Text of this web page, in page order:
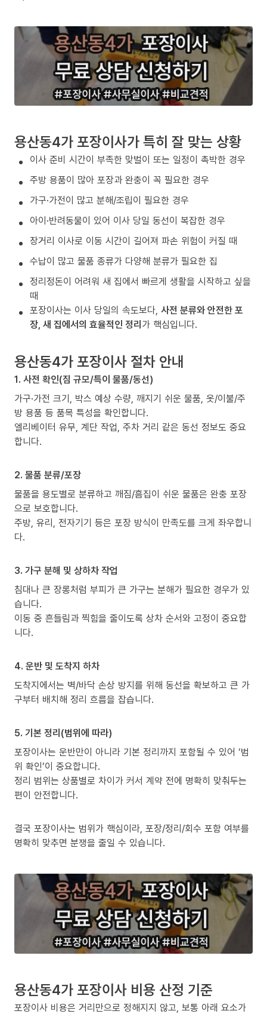
용산동4가 포장이사가 특히 잘 맞는 상황
이사 준비 시간이 부족한 맞벌이 또는 일정이 촉박한 경우
주방 용품이 많아 포장과 완충이 꼭 필요한 경우
가구·가전이 많고 분해/조립이 필요한 경우
아이·반려동물이 있어 이사 당일 동선이 복잡한 경우
장거리 이사로 이동 시간이 길어져 파손 위험이 커질 때
수납이 많고 물품 종류가 다양해 분류가 필요한 집
정리정돈이 어려워 새 집에서 빠르게 생활을 시작하고 싶을
때
포장이사는 이사 당일의 속도보다, 사전 분류와 안전한 포
장, 새 집에서의 효율적인 정리가 핵심입니다.
용산동4가 포장이사 절차 안내
1. 사전 확인(짐 규모/특이 물품/동선)
가구·가전 크기, 박스 예상 수량, 깨지기 쉬운 물품, 옷/이불/주
방 용품 등 품목 특성을 확인합니다.
엘리베이터 유무, 계단 작업, 주차 거리 같은 동선 정보도 중요
합니다.
2. 물품 분류/포장
물품을 용도별로 분류하고 깨짐/흠집이 쉬운 물품은 완충 포장
으로 보호합니다.
주방, 유리, 전자기기 등은 포장 방식이 만족도를 크게 좌우합니
다.
3. 가구 분해 및 상하차 작업
침대나 큰 장롱처럼 부피가 큰 가구는 분해가 필요한 경우가 있
습니다.
이동 중 흔들림과 찍힘을 줄이도록 상차 순서와 고정이 중요합
니다.
4. 운반 및 도착지 하차
도착지에서는 벽/바닥 손상 방지를 위해 동선을 확보하고 큰 가
구부터 배치해 정리 흐름을 잡습니다.
5. 기본 정리(범위에 따라)
포장이사는 운반만이 아니라 기본 정리까지 포함될 수 있어 ‘범
위 확인’이 중요합니다.
정리 범위는 상품별로 차이가 커서 계약 전에 명확히 맞춰두는
편이 안전합니다.
결국 포장이사는 범위가 핵심이라, 포장/정리/회수 포함 여부를
명확히 맞추면 분쟁을 줄일 수 있습니다.
용산동4가 포장이사 비용 산정 기준
포장이사 비용은 거리만으로 정해지지 않고, 보통 아래 요소가